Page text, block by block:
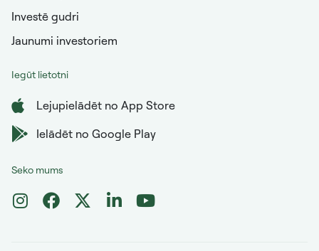
Investē gudri
Jaunumi investoriem
Iegūt lietotni
Lejupielādēt no App Store
Ielādēt no Google Play
Seko mums